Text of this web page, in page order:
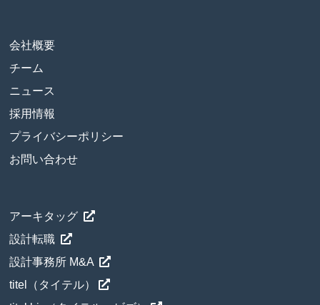
会社概要
チーム
ニュース
採用情報
プライバシーポリシー
お問い合わせ
アーキタッグ
設計転職
設計事務所 M&A
titel（タイテル）